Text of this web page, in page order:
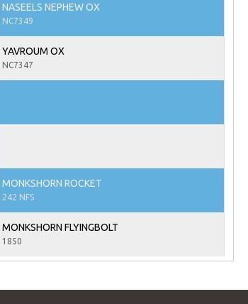
NASEELS NEPHEW OX
NC7349
YAVROUM OX
NC7347
MONKSHORN ROCKET
242 NFS
MONKSHORN FLYINGBOLT
1850